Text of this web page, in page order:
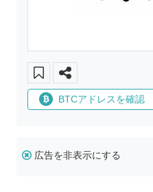
BTCアドレスを確認
広告を非表示にする